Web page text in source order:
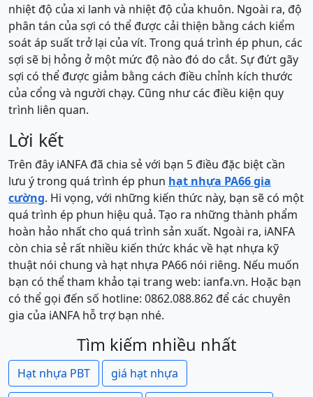
nhiệt độ của xi lanh và nhiệt độ của khuôn. Ngoài ra, độ
phân tán của sợi có thể được cải thiện bằng cách kiểm
soát áp suất trở lại của vít. Trong quá trình ép phun, các
sợi sẽ bị hỏng ở một mức độ nào đó do cắt. Sự đứt gãy
sợi có thể được giảm bằng cách điều chỉnh kích thước
của cổng và người chạy. Cũng như các điều kiện quy
trình liên quan.
Lời kết
Trên đây iANFA đã chia sẻ với bạn 5 điều đặc biệt cần
lưu ý trong quá trình ép phun hạt nhựa PA66 gia
cường. Hi vọng, với những kiến thức này, bạn sẽ có một
quá trình ép phun hiệu quả. Tạo ra những thành phẩm
hoàn hảo nhất cho quá trình sản xuất. Ngoài ra, iANFA
còn chia sẻ rất nhiều kiến thức khác về hạt nhựa kỹ
thuật nói chung và hạt nhựa PA66 nói riêng. Nếu muốn
bạn có thể tham khảo tại trang web: ianfa.vn. Hoặc bạn
có thể gọi đến số hotline: 0862.088.862 để các chuyên
gia của iANFA hỗ trợ bạn nhé.
Tìm kiếm nhiều nhất
Hạt nhựa PBT giá hạt nhựa